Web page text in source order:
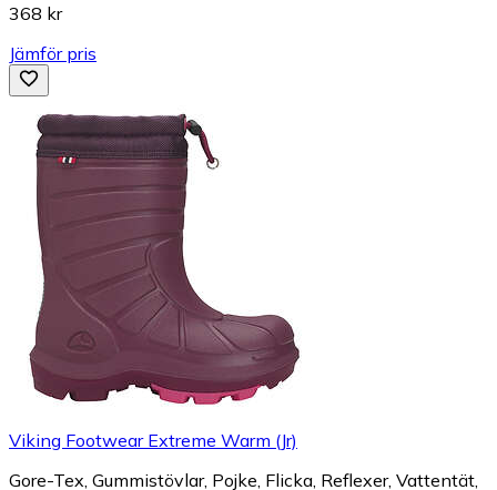
368 kr
Jämför pris
Viking Footwear Extreme Warm (Jr)
Gore-Tex, Gummistövlar, Pojke, Flicka, Reflexer, Vattentät,